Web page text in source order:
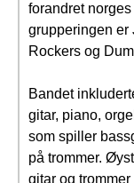
forandret
grupperingen er
Rockers og
Bandet
gitar, piano,
som spiller
på trommer.
gitar og